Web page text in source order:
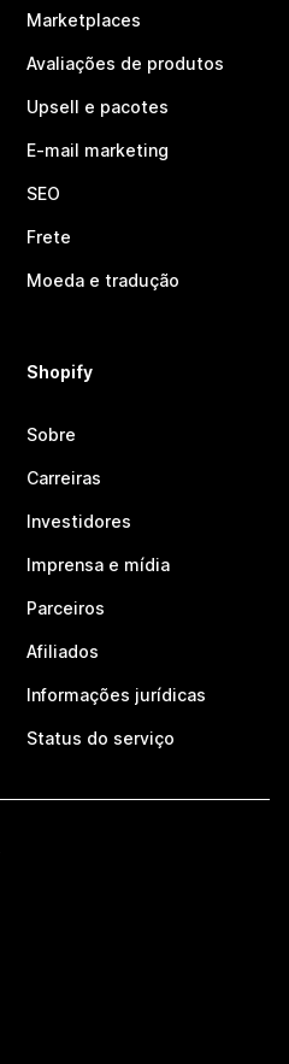
Marketplaces
Avaliações de produtos
Upsell e pacotes
E-mail marketing
SEO
Frete
Moeda e tradução
Shopify
Sobre
Carreiras
Investidores
Imprensa e mídia
Parceiros
Afiliados
Informações jurídicas
Status do serviço